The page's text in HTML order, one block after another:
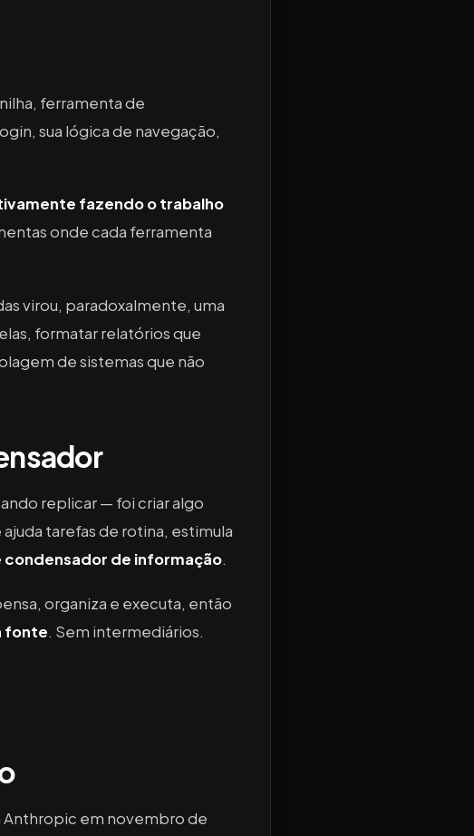
ferramenta de
sua lógica de navegação,
fazendo o trabalho
onde cada ferramenta
virou, paradoxalmente, uma
formatar relatórios que
de sistemas que não
replicar — foi criar algo
ajuda tarefas de rotina, estimula
condensador de informação.
organiza e executa, então
fonte. Sem intermediários.
em novembro de